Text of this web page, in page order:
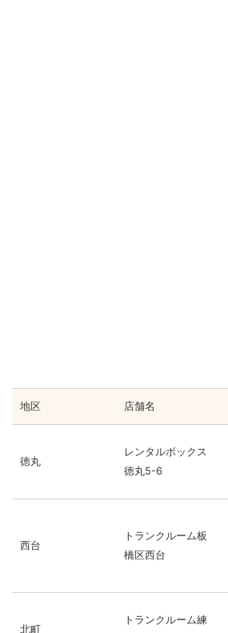
地区 店舗名
徳丸
レンタルボックス
徳丸5-6
西台
トランクルーム板
橋区西台
北町
トランクルーム練